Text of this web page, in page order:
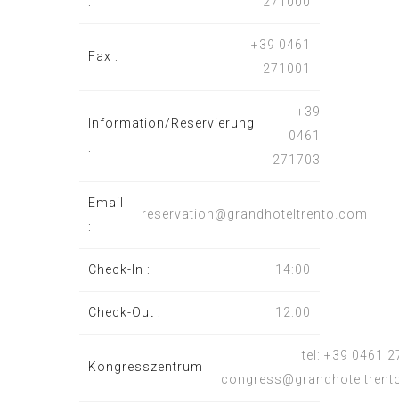
Fax :
+39 0461
271001
Information/Reservierung
:
+39
0461
271703
Email
:
reservation@grandhoteltrento.com
Check-In : 14:00
Check-Out : 12:00
Kongresszentrum
tel: +39 0461